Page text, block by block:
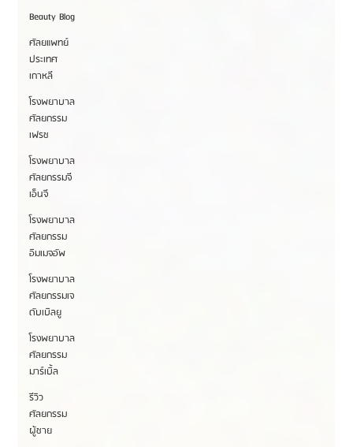
Beauty Blog
ศัลยแพทย์
ประเทศ
เกาหลี
โรงพยาบาล
ศัลยกรรม
เฟรช
โรงพยาบาล
ศัลยกรรมจี
เอ็นจี
โรงพยาบาล
ศัลยกรรม
อิมเมจอัพ
โรงพยาบาล
ศัลยกรรมเจ
ดับเบิลยู
โรงพยาบาล
ศัลยกรรม
มาร์เบิ้ล
รีวิว
ศัลยกรรม
ผู้ชาย